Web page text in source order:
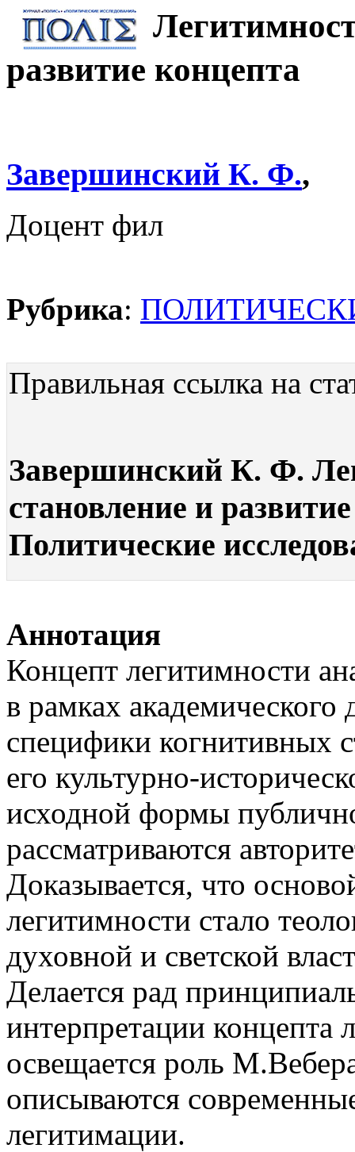
развитие концепта
Завершинский К. Ф.,
Доцент фил
Рубрика:
Правильная ссылка на
Завершинский К. Ф.
становление и
Политические
Аннотация
Концепт легитимности
в рамках академического
специфики когнитивных
его культурно-
исходной формы
рассматриваются
Доказывается, что
легитимности стало
духовной и светской
Делается рад
интерпретации
освещается роль
описываются
легитимации.